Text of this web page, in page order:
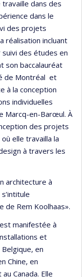
dans des
dans le
des projets
réalisation incluant
des études en
son baccalauréat
de Montréal et
à la conception
individuelles
Marcq-en-Barœul. À
des projets
elle travailla la
à travers les
architecture à
Rem Koolhaas».
manifestée à
et
en
Chine, en
Canada. Elle